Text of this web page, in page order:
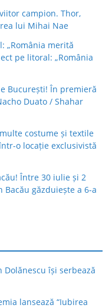
campion. Thor,
lui Mihai Nae
„România merită
pe litoral: „România
București! În premieră
Duato / Shahar
costume și textile
o locație exclusivistă
Între 30 iulie și 2
găzduiește a 6-a
Dolănescu își serbează
lansează “Iubirea